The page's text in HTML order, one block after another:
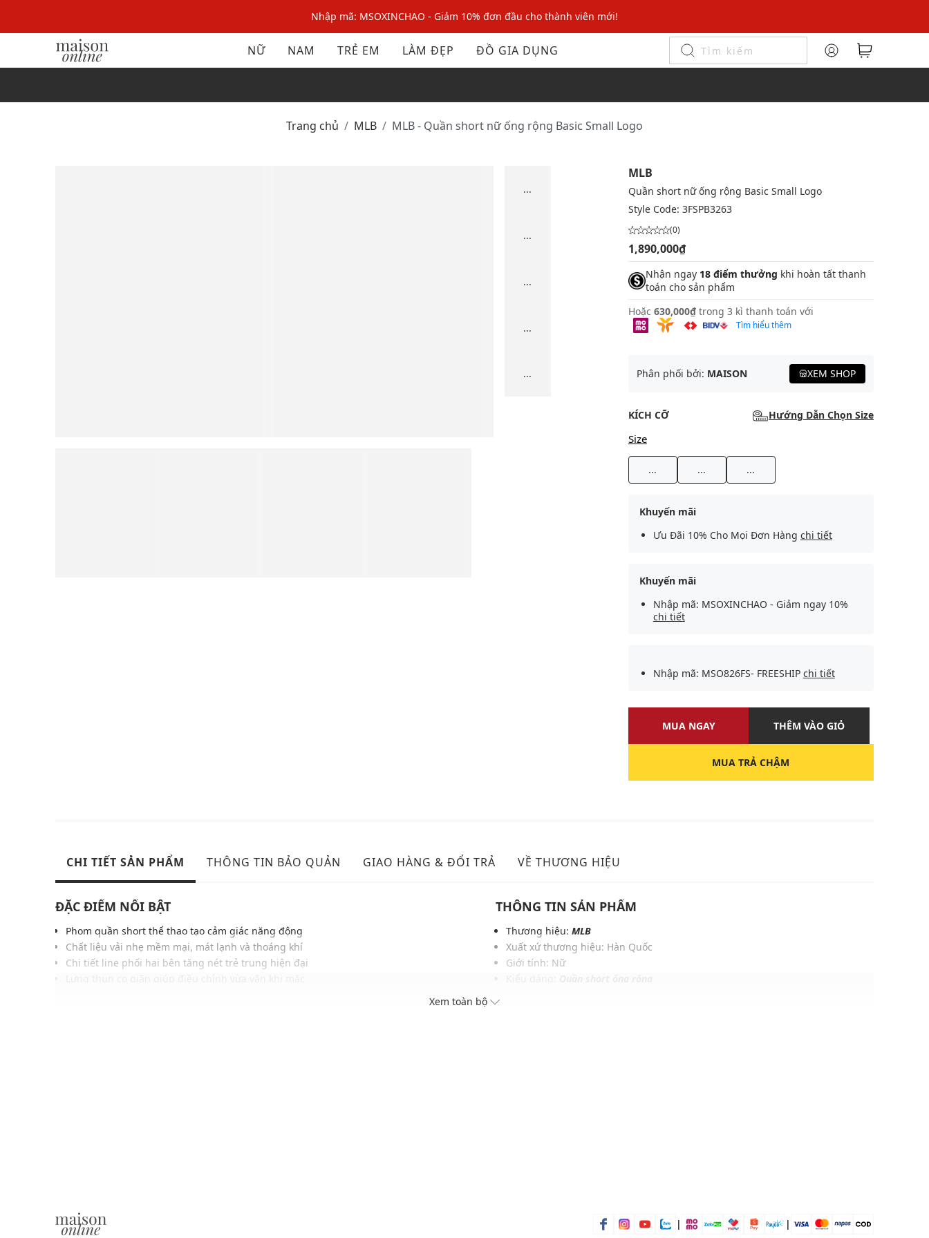
Nhập mã: MSOXINCHAO - Giảm 10% đơn đầu cho thành viên mới!
Nhập mã MSOPAY100: giảm ngay 10% khi thanh toán trực tuyến
Nhập mã: MSOXINCHAO - Giảm 10% đơn đầu cho thành viên mới!
NỮ NAM TRẺ EM LÀM ĐẸP ĐỒ GIA DỤNG
Trang chủ MLB MLB - Quần short nữ ống rộng Basic Small Logo
...
...
...
...
...
MLB
Quần short nữ ống rộng Basic Small Logo
Style Code: 3FSPB3263
(0)
1,890,000₫
Nhận ngay 18 điểm thưởng khi hoàn tất thanh
toán cho sản phẩm
Hoặc 630,000₫ trong 3 kì thanh toán với
Tìm hiểu thêm
Phân phối bởi: MAISON XEM SHOP
KÍCH CỠ Hướng Dẫn Chọn Size
Size
... ... ...
Khuyến mãi
Ưu Đãi 10% Cho Mọi Đơn Hàng chi tiết
Khuyến mãi
Nhập mã: MSOXINCHAO - Giảm ngay 10%
chi tiết
Nhập mã: MSO826FS- FREESHIP chi tiết
MUA NGAY THÊM VÀO GIỎ
MUA TRẢ CHẬM
CHI TIẾT SẢN PHẨM THÔNG TIN BẢO QUẢN GIAO HÀNG & ĐỔI TRẢ VỀ THƯƠNG HIỆU
ĐẶC ĐIỂM NỔI BẬT
Phom quần short thể thao tạo cảm giác năng động
Chất liệu vải nhẹ mềm mại, mát lạnh và thoáng khí
Chi tiết line phối hai bên tăng nét trẻ trung hiện đại
THÔNG TIN SẢN PHẨM
Thương hiệu: MLB
Xuất xứ thương hiệu: Hàn Quốc
Giới tính: Nữ
Xem toàn bộ
| |